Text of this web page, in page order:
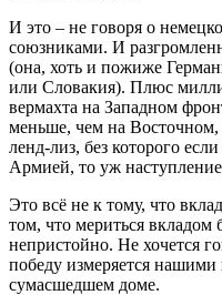
И это – не говоря о
союзниками. И
(она, хоть и пожиже
или Словакия). Плюс
вермахта на Западном
меньше, чем на
ленд-лиз, без которого
Армией, то уж
Это всё не к тому, что
том, что мериться вкладом
непристойно. Не хочется
победу измеряется
сумасшедшем доме.